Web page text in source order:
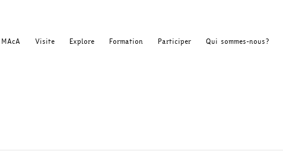
MAcA Visite Explore Formation Participer Qui sommes-nous?